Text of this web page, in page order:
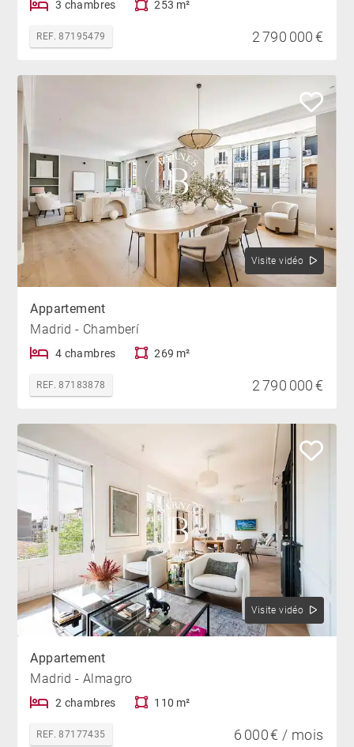
européens de l’immobilier de luxe.
3 chambres 253 m²
REF. 87195479 2 790 000 €
Visite vidéo
Appartement
Madrid - Chamberí
4 chambres 269 m²
REF. 87183878 2 790 000 €
Visite vidéo
Appartement
Madrid - Almagro
2 chambres 110 m²
REF. 87177435 6 000 € / mois